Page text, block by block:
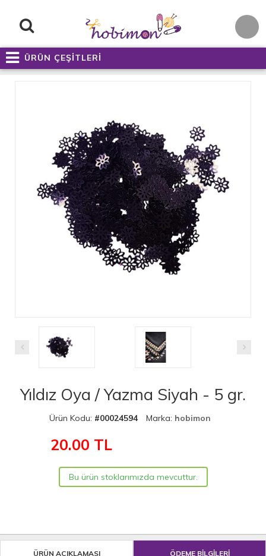
ÜRÜN ÇEŞİTLERİ
Yıldız Oya / Yazma Siyah - 5 gr.
Ürün Kodu: #00024594 Marka: hobimon
20.00 TL
Bu ürün stoklarımızda mevcuttur.
ÜRÜN AÇIKLAMASI ÖDEME BİLGİLERİ